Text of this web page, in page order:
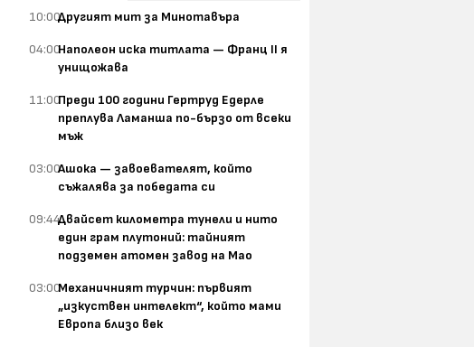
10:00Другият мит за Минотавъра
04:00Наполеон иска титлата — Франц II я
унищожава
11:00Преди 100 години Гертруд Едерле
преплува Ламанша по-бързо от всеки
мъж
03:00Ашока — завоевателят, който
съжалява за победата си
09:44Двайсет километра тунели и нито
един грам плутоний: тайният
подземен атомен завод на Мао
03:00Механичният турчин: първият
„изкуствен интелект“, който мами
Европа близо век